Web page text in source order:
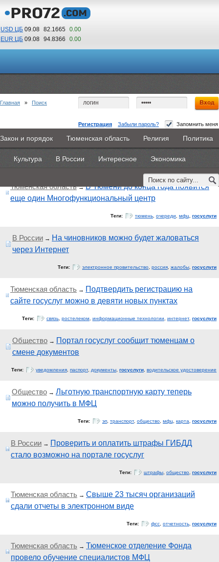
USD ЦБ 09.08 82.1665 0.00
EUR ЦБ 09.08 94.8366 0.00
13 03
По Гринвичу (GMT +5)
Регистрация Забыли пароль? Запомнить меня
Главная Новости Объявления КНИГИ ВестиNet
Каталоги 9PS Прочее
Закон и порядок Тюменская область Религия Политика
Культура В России Интересное Экономика
Главная » Поиск
Поиск по тегу: «госуслуги», искать по другому тегу
Найдено 49 материалов
Тюменская область→В Тюмени до конца года появится
еще один Многофункциональный центр
Теги: тюмень очереди мфц госуслуги
В России → На чиновников можно будет жаловаться
через Интернет
Теги: электронное провительство россия жалобы госуслуги
Тюменская область → Подтвердить регистрацию на
сайте госуслуг можно в девяти новых пунктах
Теги: связь ростелеком информационные технологии интернет, госуслуги
Общество → Портал госуслуг сообщит тюменцам о
смене документов
Теги: уведомления паспорт, документы госуслуги водительское удостоверение
Общество → Льготную транспортную карту теперь
можно получить в МФЦ
Теги: эп транспорт, общество мфц карта госуслуги
В России → Проверить и оплатить штрафы ГИБДД
стало возможно на портале госуслуг
Теги: штрафы общество госуслуги
Тюменская область → Свыше 23 тысяч организаций
сдали отчеты в электронном виде
Теги: фсс отчетность госуслуги
Тюменская область → Тюменское отделение Фонда
провело обучение специалистов МФЦ